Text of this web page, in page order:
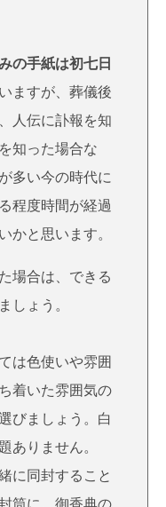
の手紙は初七日
ますが、葬儀後
人伝に訃報を知
知った場合な
多い今の時代に
程度時間が経過
かと思います。
場合は、できる
しょう。
は色使いや雰囲
着いた雰囲気の
びましょう。白
ありません。
に同封すること
筒に、御香典の